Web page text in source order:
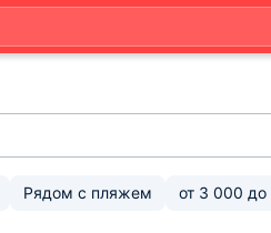
Рядом с пляжем от 3 000 до